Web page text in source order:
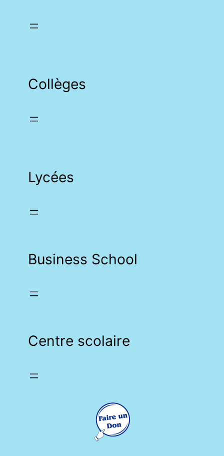
Collèges
Lycées
Business School
Centre scolaire